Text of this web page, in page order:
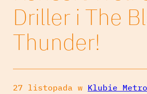
Driller i The
Thunder!
27 listopada w Klubie Metro